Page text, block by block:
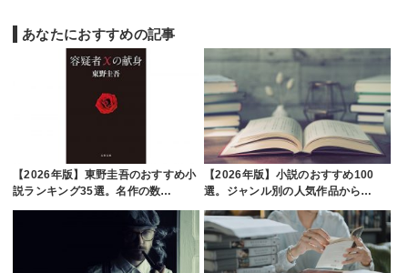
あなたにおすすめの記事
【2026年版】東野圭吾のおすすめ小
説ランキング35選。名作の数…
【2026年版】小説のおすすめ100
選。ジャンル別の人気作品から…